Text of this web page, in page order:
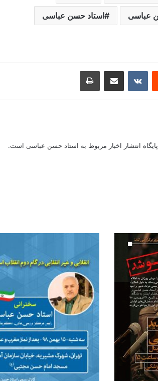
عباسی استاد حسن عباسی
‫رددیت ‫VKontakteاشتراک گذاری از طریق ایمیل چاپ
انتشار اخبار مربوط به استاد حسن عباسی است.